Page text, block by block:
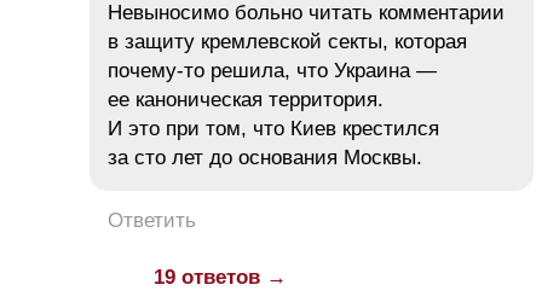
Невыносимо больно читать комментарии
в защиту кремлевской секты, которая
почему-то решила, что Украина —
ее каноническая территория.
И это при том, что Киев крестился
за сто лет до основания Москвы.
Ответить
19 ответов →